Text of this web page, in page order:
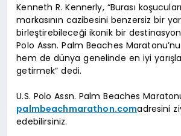
Kenneth R. Kennerly, “Burası
markasının cazibesini benzersiz bir
birleştirebileceği ikonik bir destinasyon.
Polo Assn. Palm Beaches
hem de dünya genelinde en iyi
getirmek” dedi.
U.S. Polo Assn. Palm Beaches
palmbeachmarathon.comadresini
edebilirsiniz.